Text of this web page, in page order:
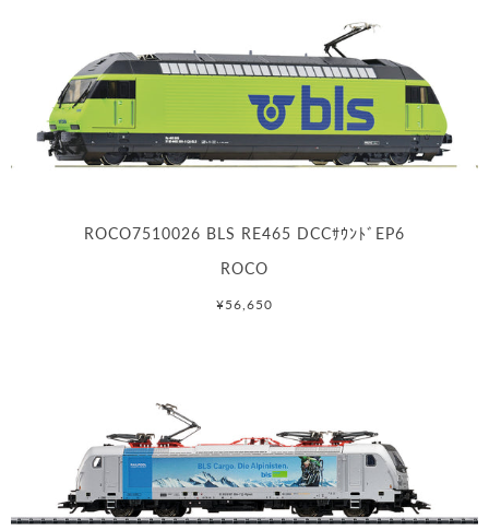
ROCO7510026 BLS RE465 DCCｻｳﾝﾄﾞEP6
ROCO
¥56,650